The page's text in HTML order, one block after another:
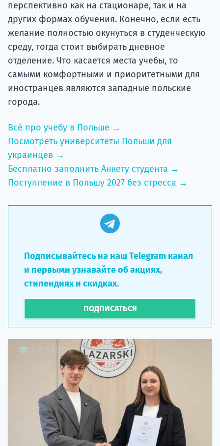
перспективно как на стационаре, так и на
других формах обучения. Конечно, если есть
желание полностью окунуться в студенческую
среду, тогда стоит выбирать дневное
отделение. Что касается места учебы, то
самыми комфортными и приоритетными для
иностранцев являются западные польские
города.
Всё про учебу в Польше →
Посмотреть университеты Польши для
украинцев →
Бесплатно заполнить Анкету студента →
Поступление в Польшу 2027 без стресса →
Подписывайтесь на наш Telegram канал
и первыми узнавайте об акциях,
стипендиях и скидках.
ПОДПИСАТЬСЯ